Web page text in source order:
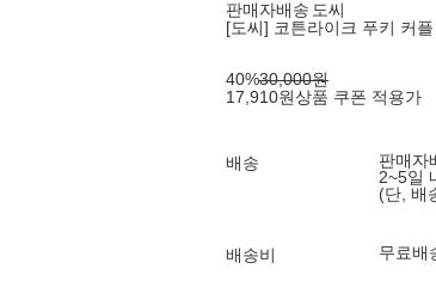
판매자배송 도씨
[도씨] 코튼라이크 푸키 커
40%30,000원
17,910원상품 쿠폰 적용가
배송
판매자
2~5일
(단, 배
배송비 무료배